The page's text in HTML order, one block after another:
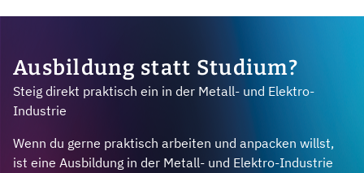
Ausbildung statt Studium?
Steig direkt praktisch ein in der Metall- und Elektro-
Industrie
Wenn du gerne praktisch arbeiten und anpacken willst,
ist eine Ausbildung in der Metall- und Elektro-Industrie